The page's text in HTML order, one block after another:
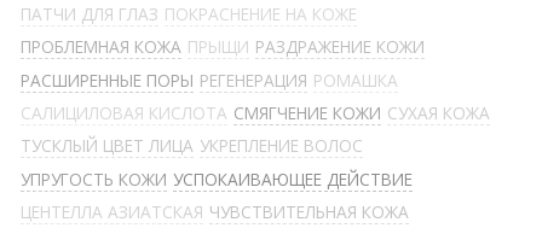
ПАТЧИ ДЛЯ ГЛАЗ ПОКРАСНЕНИЕ НА КОЖЕ
ПРОБЛЕМНАЯ КОЖА ПРЫЩИ РАЗДРАЖЕНИЕ КОЖИ
РАСШИРЕННЫЕ ПОРЫ РЕГЕНЕРАЦИЯ РОМАШКА
САЛИЦИЛОВАЯ КИСЛОТА СМЯГЧЕНИЕ КОЖИ СУХАЯ КОЖА
ТУСКЛЫЙ ЦВЕТ ЛИЦА УКРЕПЛЕНИЕ ВОЛОС
УПРУГОСТЬ КОЖИ УСПОКАИВАЮЩЕЕ ДЕЙСТВИЕ
ЦЕНТЕЛЛА АЗИАТСКАЯ ЧУВСТВИТЕЛЬНАЯ КОЖА